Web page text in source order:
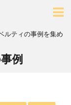
ルティの事例を集め
例